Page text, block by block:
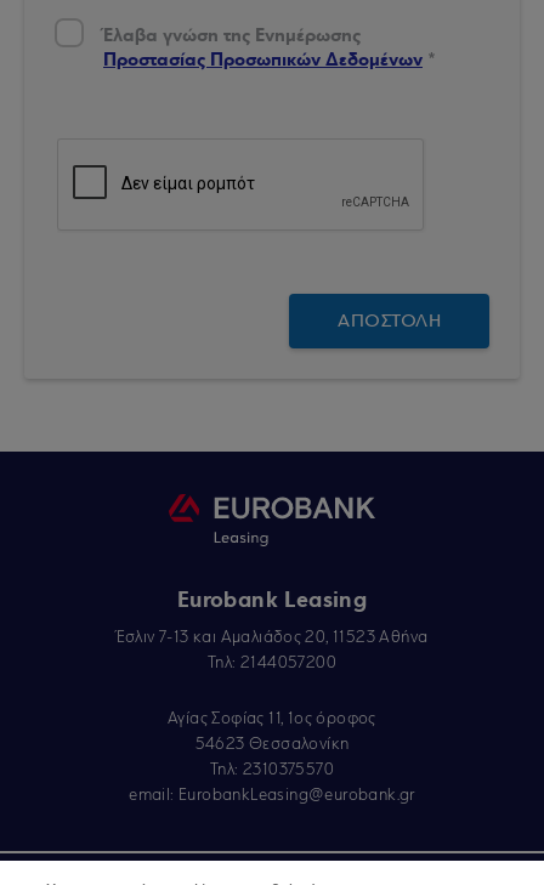
Έλαβα γνώση της Ενημέρωσης Προστασίας Δεδομένων
Έλαβα γνώση της Ενημέρωσης
Προστασίας Προσωπικών Δεδομένων *
Eurobank Leasing
Έσλιν 7-13 και Αμαλιάδος 20, 11523 Αθήνα
Τηλ: 2144057200
Αγίας Σοφίας 11, 1ος όροφος
54623 Θεσσαλονίκη
Τηλ: 2310375570
email: EurobankLeasing@eurobank.gr